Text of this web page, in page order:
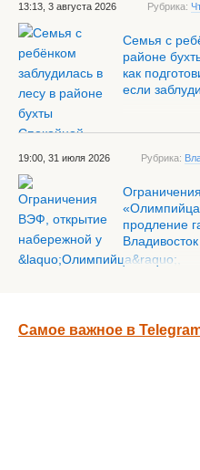
13:13, 3 августа 2026 Рубрика:
Семья с
районе
как
если
19:00, 31 июля 2026 Рубрика:
продление
Владивосток
Самое важное в